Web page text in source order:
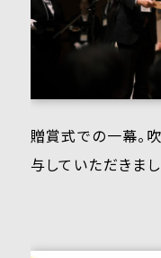
贈賞式での一幕。
与していただきまし